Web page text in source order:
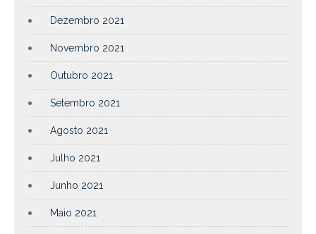
Dezembro 2021
Novembro 2021
Outubro 2021
Setembro 2021
Agosto 2021
Julho 2021
Junho 2021
Maio 2021